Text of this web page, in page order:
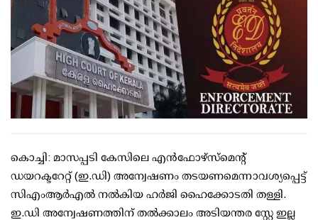
കൊച്ചി: മാസപ്പടി കേസിലെ എന്‍ഫോഴ്സ്‌മെന്റ്
ഡയറക്ടറേറ്റ് (ഇ.ഡി) അന്വേഷണം തടയണമെന്നാവശ്യപ്പെട്ട്
സിഎംആര്‍എല്‍ നല്‍കിയ ഹര്‍ജി ഹൈക്കോടതി തള്ളി.
ഇ.ഡി അന്വേഷണത്തിന് തല്‍ക്കാലം അടിയന്തര സ്റ്റേ ഇല്ല